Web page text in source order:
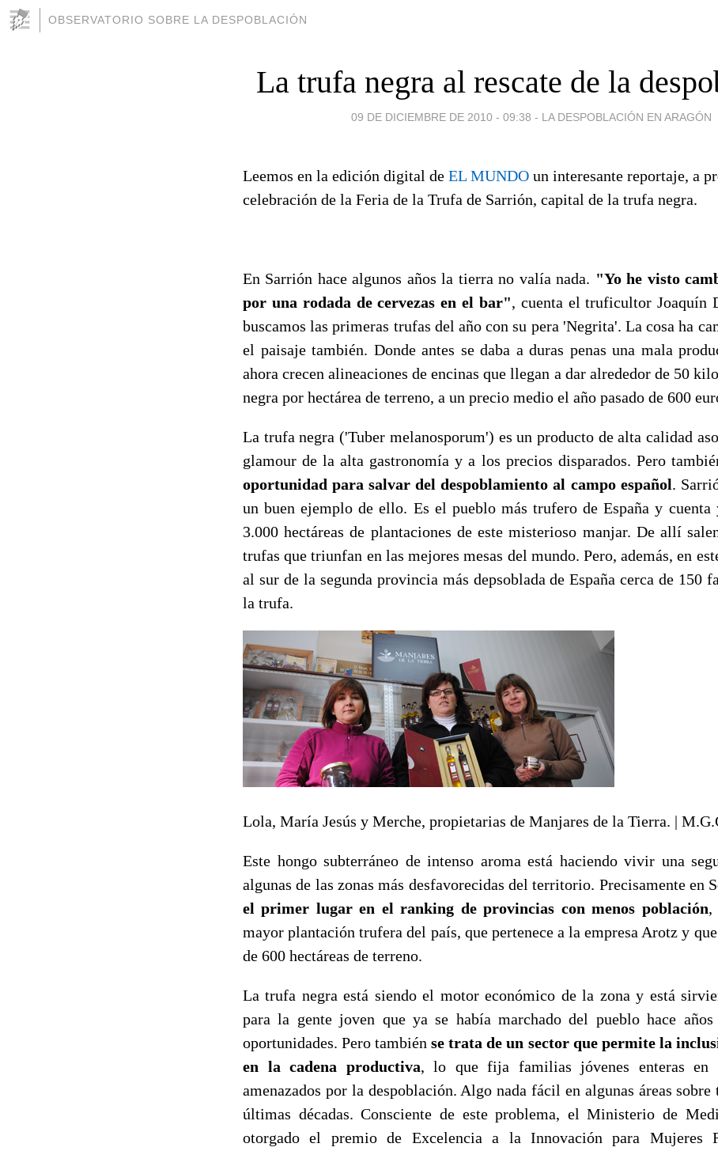
OBSERVATORIO SOBRE LA DESPOBLACIÓN
La trufa negra al rescate de la
09 DE DICIEMBRE DE 2010 - 09:38 - LA DESPOBLACIÓN EN ARAGÓN
Leemos en la edición digital de EL MUNDO un interesante reportaje, a
celebración de la Feria de la Trufa de Sarrión, capital de la trufa negra.
En Sarrión hace algunos años la tierra no valía nada. "Yo he visto
por una rodada de cervezas en el bar", cuenta el truficultor Joaquín
buscamos las primeras trufas del año con su pera 'Negrita'. La cosa ha
el paisaje también. Donde antes se daba a duras penas una mala
ahora crecen alineaciones de encinas que llegan a dar alrededor de 50
negra por hectárea de terreno, a un precio medio el año pasado de 600
La trufa negra ('Tuber melanosporum') es un producto de alta calidad
glamour de la alta gastronomía y a los precios disparados. Pero
oportunidad para salvar del despoblamiento al campo español.
un buen ejemplo de ello. Es el pueblo más trufero de España y cuenta
3.000 hectáreas de plantaciones de este misterioso manjar. De allí
trufas que triunfan en las mejores mesas del mundo. Pero, además, en
al sur de la segunda provincia más depsoblada de España cerca de 150
la trufa.
Lola, María Jesús y Merche, propietarias de Manjares de la Tierra. |
Este hongo subterráneo de intenso aroma está haciendo vivir una
algunas de las zonas más desfavorecidas del territorio. Precisamente en
el primer lugar en el ranking de provincias con menos población,
mayor plantación trufera del país, que pertenece a la empresa Arotz y
de 600 hectáreas de terreno.
La trufa negra está siendo el motor económico de la zona y está
para la gente joven que ya se había marchado del pueblo hace
oportunidades. Pero tambiénse trata de un sector que permite la
en la cadena productiva, lo que fija familias jóvenes enteras en
amenazados por la despoblación. Algo nada fácil en algunas áreas sobre
últimas décadas. Consciente de este problema, el Ministerio de
otorgado el premio de Excelencia a la Innovación para Mujeres